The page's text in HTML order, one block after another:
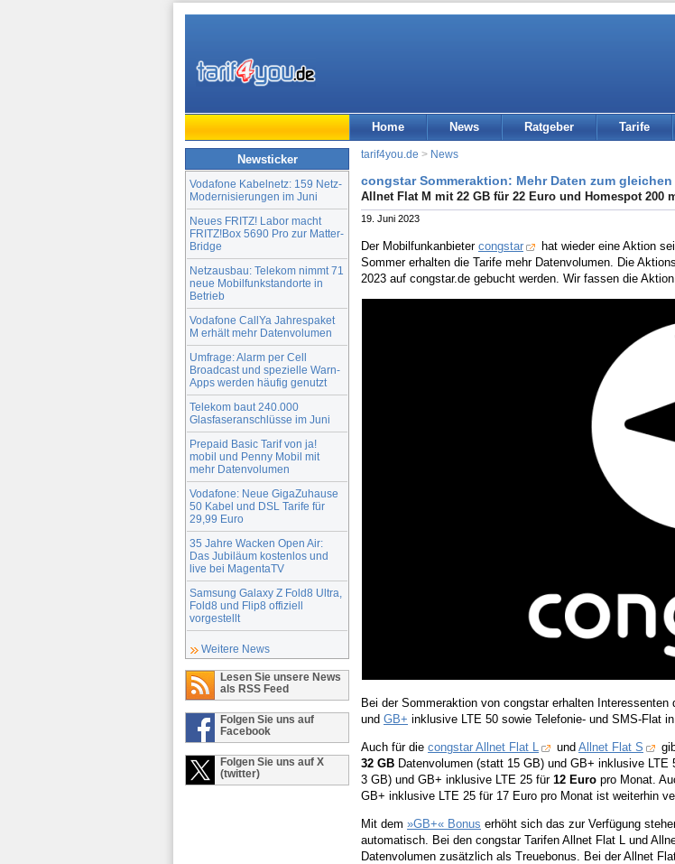
Home News Ratgeber Tarife
Newsticker
Vodafone Kabelnetz: 159 Netz-
Modernisierungen im Juni
Neues FRITZ! Labor macht
FRITZ!Box 5690 Pro zur Matter-
Bridge
Netzausbau: Telekom nimmt 71
neue Mobilfunkstandorte in
Betrieb
Vodafone CallYa Jahrespaket
M erhält mehr Datenvolumen
Umfrage: Alarm per Cell
Broadcast und spezielle Warn-
Apps werden häufig genutzt
Telekom baut 240.000
Glasfaseranschlüsse im Juni
Prepaid Basic Tarif von ja!
mobil und Penny Mobil mit
mehr Datenvolumen
Vodafone: Neue GigaZuhause
50 Kabel und DSL Tarife für
29,99 Euro
35 Jahre Wacken Open Air:
Das Jubiläum kostenlos und
live bei MagentaTV
Samsung Galaxy Z Fold8 Ultra,
Fold8 und Flip8 offiziell
vorgestellt
Weitere News
Lesen Sie unsere News
als RSS Feed
Folgen Sie uns auf
Facebook
Folgen Sie uns auf X
(twitter)
tarif4you.de > News
congstar Sommeraktion: Mehr Daten zum gleichen
Allnet Flat M mit 22 GB für 22 Euro und Homespot 200
19. Juni 2023
Der Mobilfunkanbieter congstar
hat wieder eine Aktion
Sommer erhalten die Tarife mehr Datenvolumen. Die
2023 auf congstar.de gebucht werden. Wir fassen die
Bei der Sommeraktion von congstar erhalten Interessenten
und GB+ inklusive LTE 50 sowie Telefonie- und SMS-Flat
Auch für die congstar Allnet Flat L und Allnet Flat S
32 GB Datenvolumen (statt 15 GB) und GB+ inklusive LTE
3 GB) und GB+ inklusive LTE 25 für 12 Euro pro Monat.
GB+ inklusive LTE 25 für 17 Euro pro Monat ist weiterhin
Mit dem »GB+« Bonus erhöht sich das zur Verfügung
automatisch. Bei den congstar Tarifen Allnet Flat L und
Datenvolumen zusätzlich als Treuebonus. Bei der Allnet